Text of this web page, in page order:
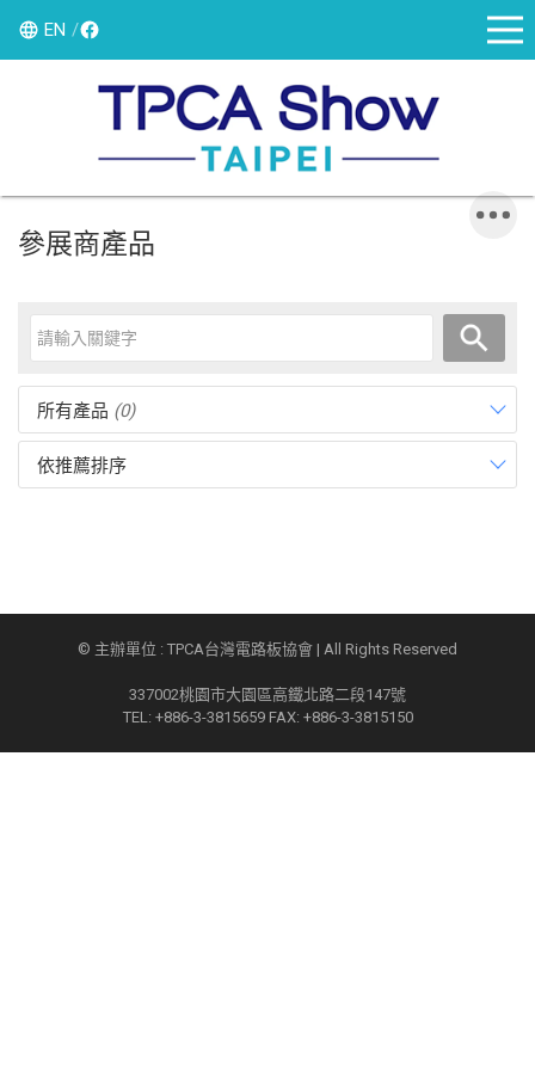
EN
參展商產品
所有產品 (0)
依推薦排序
© 主辦單位 : TPCA台灣電路板協會 | All Rights Reserved
337002桃園市大園區高鐵北路二段147號
TEL: +886-3-3815659 FAX: +886-3-3815150